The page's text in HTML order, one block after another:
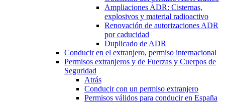
Ampliaciones ADR: Cisternas,
explosivos y material radioactivo
Renovación de autorizaciones ADR
por caducidad
Duplicado de ADR
Conducir en el extranjero, permiso internacional
Permisos extranjeros y de Fuerzas y Cuerpos de
Seguridad
Atrás
Conducir con un permiso extranjero
Permisos válidos para conducir en España